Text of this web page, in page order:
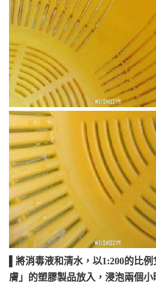
▌將消毒液和清水，以1:200的比
膚」的塑膠製品放入，浸泡兩個